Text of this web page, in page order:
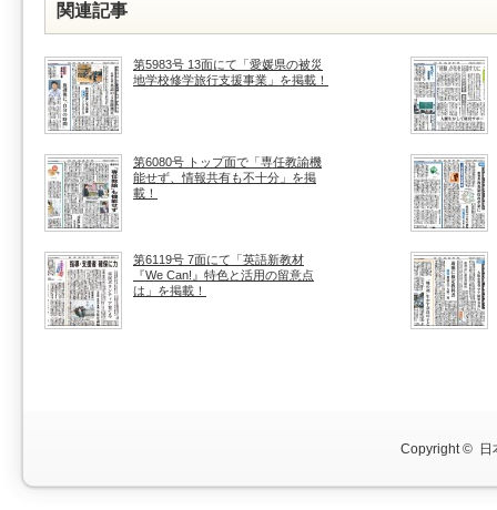
関連記事
第5983号 13面にて「愛媛県の被災
地学校修学旅行支援事業」を掲載！
第6080号 トップ面で「専任教諭機
能せず、情報共有も不十分」を掲
載！
第6119号 7面にて「英語新教材
『We Can!』特色と活用の留意点
は」を掲載！
Copyright © 日